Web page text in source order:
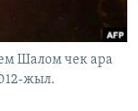
Шалом чек ара
жыл.